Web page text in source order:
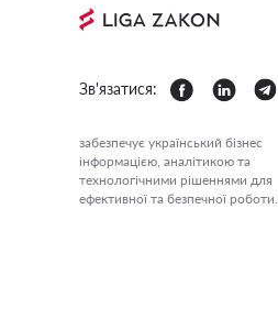
Зв'язатися:
забезпечує український бізнес
інформацією, аналітикою та
технологічними рішеннями для
ефективної та безпечної роботи.